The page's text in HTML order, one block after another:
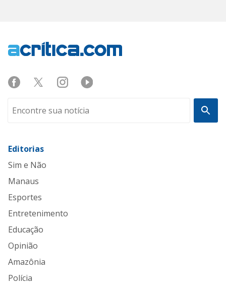
Editorias
Sim e Não
Manaus
Esportes
Entretenimento
Educação
Opinião
Amazônia
Polícia